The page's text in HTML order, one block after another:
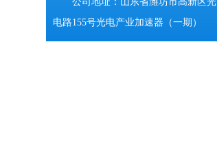
电路155号光电产业加速器（一期）